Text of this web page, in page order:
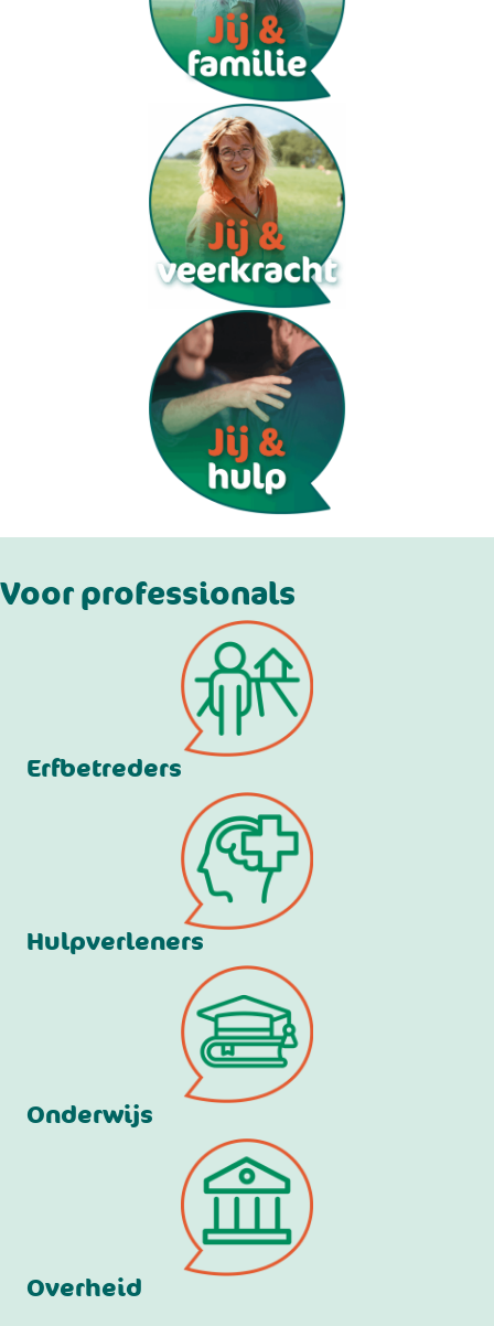
Voor professionals
Erfbetreders
Hulpverleners
Onderwijs
Overheid